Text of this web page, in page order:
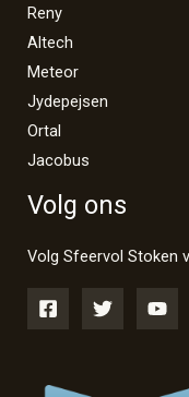
Reny
Altech
Meteor
Jydepejsen
Ortal
Jacobus
Volg ons
Volg Sfeervol Stoken